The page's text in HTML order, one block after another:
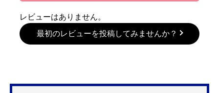
レビューはありません。
最初のレビューを投稿してみませんか？